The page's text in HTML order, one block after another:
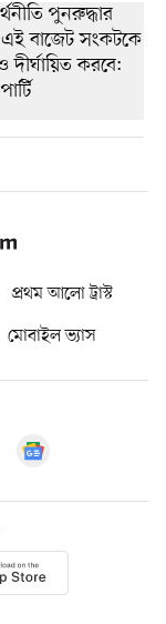
প্রথম আলো ট্রাস্ট
মোবাইল ভ্যাস